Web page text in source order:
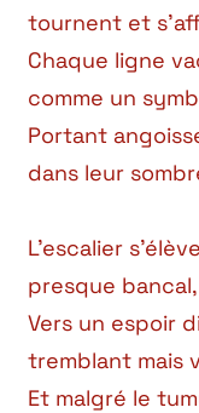
tournent et
Chaque ligne
comme un
Portant
dans leur
L’escalier
presque bancal,
Vers un espoir
tremblant mais
Et malgré le